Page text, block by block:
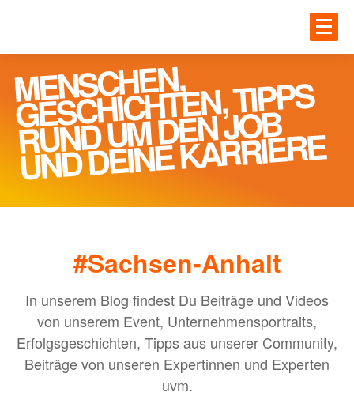
Einloggen
JOBS
Gesundheit
IT
Ingenieur und Technik
Logistik
UNTERNEHMEN
MENSCHEN,
GESCHICHTEN, TIPPS
RUND U
M DEN JOB
UND DEINE KARRIERE
#Sachsen-Anhalt
In unserem Blog findest Du Beiträge und Videos
von unserem Event, Unternehmensportraits,
Erfolgsgeschichten, Tipps aus unserer Community,
Beiträge von unseren Expertinnen und Experten
uvm.